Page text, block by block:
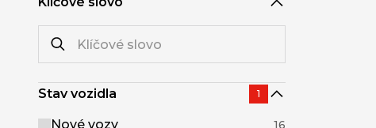
Stav vozidla 1
Nové vozy 16